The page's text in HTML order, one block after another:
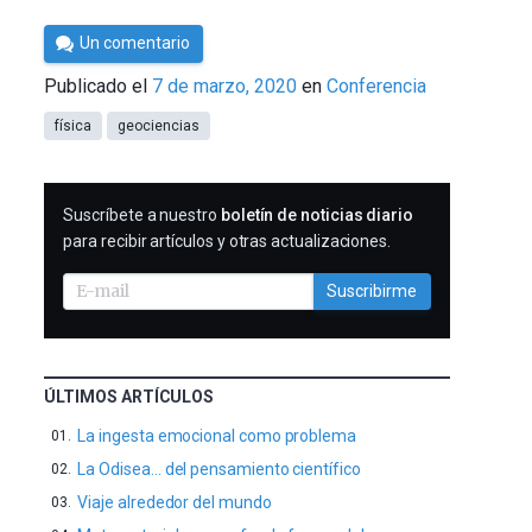
Por
César
Tomé
Un comentario
Publicado el 7 de marzo, 2020 enConferencia
física geociencias
SUSCRIBIRME
Suscríbete a nuestro boletín de noticias diario
para recibir artículos y otras actualizaciones.
Suscribirme
ÚLTIMOS ARTÍCULOS
La ingesta emocional como problema
La Odisea… del pensamiento científico
Viaje alrededor del mundo